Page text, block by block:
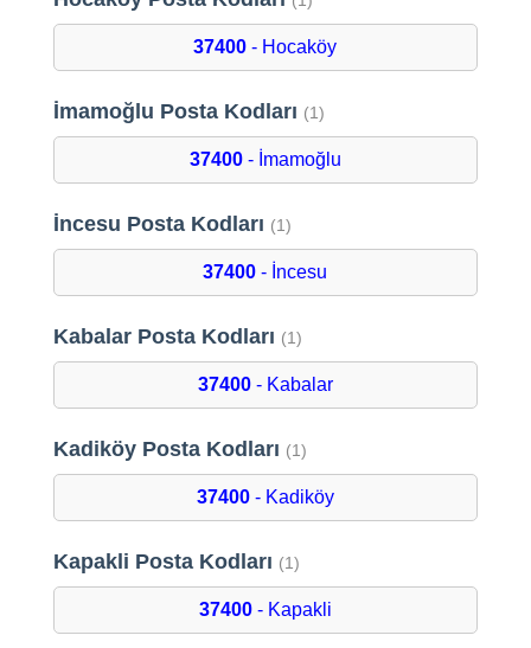
37400 - Hocaköy
İmamoğlu Posta Kodları (1)
37400- İmamoğlu
İncesu Posta Kodları (1)
37400 - İncesu
Kabalar Posta Kodları (1)
37400- Kabalar
Kadiköy Posta Kodları (1)
37400- Kadiköy
Kapakli Posta Kodları (1)
37400- Kapakli